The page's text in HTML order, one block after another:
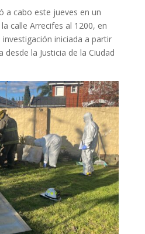
a cabo este jueves en un
calle Arrecifes al 1200, en
iniciada a partir
la Justicia de la Ciudad